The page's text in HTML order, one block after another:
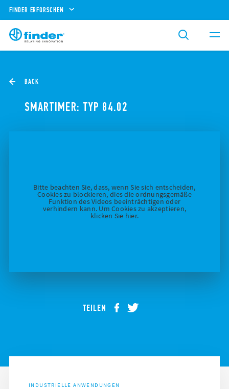
FINDER ERFORSCHEN
BACK
SMARTIMER: TYP 84.02
Bitte beachten Sie, dass, wenn Sie sich entscheiden,
Cookies zu blockieren, dies die ordnungsgemäße
Funktion des Videos beeinträchtigen oder
verhindern kann. Um Cookies zu akzeptieren,
klicken Sie hier.
TEILEN
INDUSTRIELLE ANWENDUNGEN